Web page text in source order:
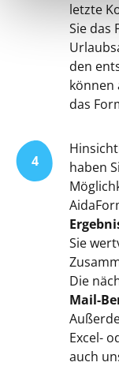
letzte
Sie das
den
können
das
4
haben
Sie
Die
Mail-
Excel-
auch